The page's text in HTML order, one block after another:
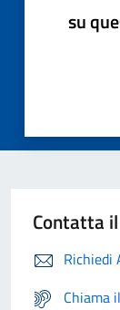
su
Contatta
Richiedi
Chiama